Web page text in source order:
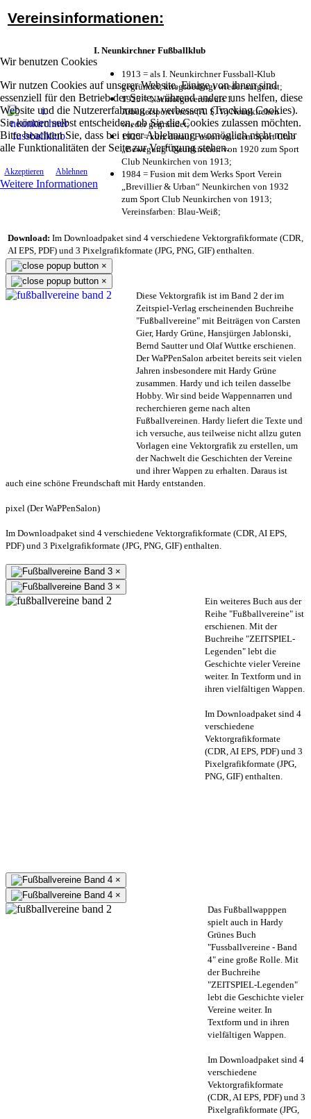
Wir benutzen Cookies
Wir nutzen Cookies auf unserer Website. Einige von ihnen sind
essenziell für den Betrieb der Seite, während andere uns helfen, diese
Website und die Nutzererfahrung zu verbessern (Tracking Cookies).
Sie können selbst entscheiden, ob Sie die Cookies zulassen möchten.
Bitte beachten Sie, dass bei einer Ablehnung womöglich nicht mehr
alle Funktionalitäten der Seite zur Verfügung stehen.
Akzeptieren Ablehnen
Weitere Informationen
Vereinsinformationen:
I. Neunkirchner Fußballklub
1913 = als I. Neunkirchner Fussball-Klub
gegründet, kriegsbedingt wieder aufgelöst;
1925 = Nachfolgeverein als 1.
Arbeitersportverein (A. S. V.) Neunkirchen
wieder gegründet;
1925 = kurz darauf Fusion mit dem Sport Club
„Bewegung“ Neunkirchen von 1920 zum Sport
Club Neunkirchen von 1913;
1984 = Fusion mit dem Werks Sport Verein
„Brevillier & Urban“ Neunkirchen von 1932
zum Sport Club Neunkirchen von 1913;
Vereinsfarben: Blau-Weiß;
Download: Im Downloadpaket sind 4 verschiedene Vektorgrafikformate (CDR,
AI EPS, PDF) und 3 Pixelgrafikformate (JPG, PNG, GIF) enthalten.
×
×
Diese Vektorgrafik ist im Band 2 der im
Zeitspiel-Verlag erscheinenden Buchreihe
"Fußballvereine" mit Beiträgen von Carsten
Gier, Hardy Grüne, Hansjürgen Jablonski,
Bernd Sautter und Olaf Wuttke erschienen.
Der WaPPenSalon arbeitet bereits seit vielen
Jahren insbesondere mit Hardy Grüne
zusammen. Hardy und ich teilen dasselbe
Hobby. Wir sind beide Wappennarren und
recherchieren gerne nach alten
Fußballvereinen. Hardy liefert die Texte und
ich versuche, aus teilweise nicht allzu guten
Vorlagen eine Vektorgrafik zu erstellen, um
der Nachwelt die Geschichten der Vereine
und ihrer Wappen zu erhalten. Daraus ist
auch eine schöne Freundschaft mit Hardy entstanden.
pixel (Der WaPPenSalon)
Im Downloadpaket sind 4 verschiedene Vektorgrafikformate (CDR, AI EPS,
PDF) und 3 Pixelgrafikformate (JPG, PNG, GIF) enthalten.
×
×
Ein weiteres Buch aus der
Reihe "Fußballvereine" ist
erschienen. Mit der
Buchreihe "ZEITSPIEL-
Legenden" lebt die
Geschichte vieler Vereine
weiter. In Textform und in
ihren vielfältigen Wappen.
Im Downloadpaket sind 4
verschiedene
Vektorgrafikformate
(CDR, AI EPS, PDF) und 3
Pixelgrafikformate (JPG,
PNG, GIF) enthalten.
×
×
Das Fußballwapppen
spielt auch in Hardy
Grünes Buch
"Fussballvereine - Band
4" eine große Rolle. Mit
der Buchreihe
"ZEITSPIEL-Legenden"
lebt die Geschichte vieler
Vereine weiter. In
Textform und in ihren
vielfältigen Wappen.
Im Downloadpaket sind 4
verschiedene
Vektorgrafikformate
(CDR, AI EPS, PDF) und 3
Pixelgrafikformate (JPG,